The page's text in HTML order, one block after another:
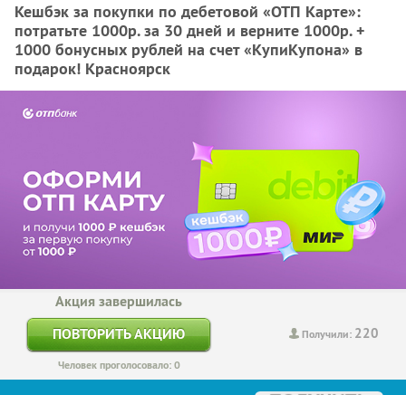
Кешбэк за покупки по дебетовой «ОТП Карте»:
потратьте 1000р. за 30 дней и верните 1000р. +
1000 бонусных рублей на счет «КупиКупона» в
подарок! Красноярск
Получили: 220
Акция завершилась
ПОВТОРИТЬ АКЦИЮ
Человек проголосовало: 0